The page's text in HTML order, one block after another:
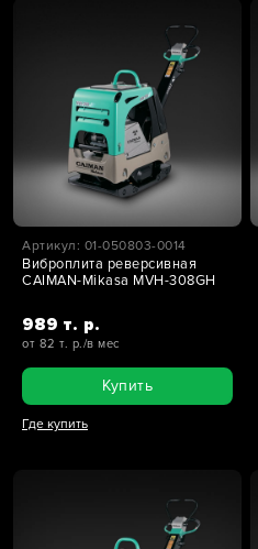
Артикул: 01-050803-0014
Виброплита реверсивная
CAIMAN-Mikasa MVH-308GH
989 т. р.
от 82 т. р./в мес
Купить
Где купить